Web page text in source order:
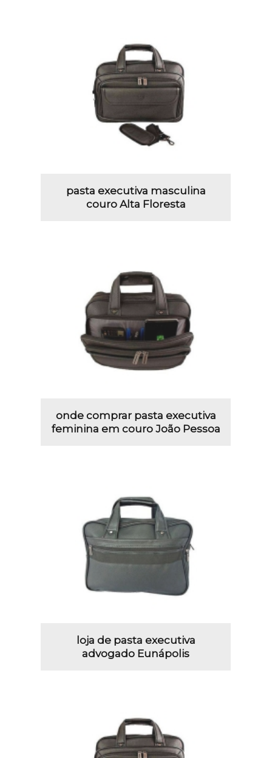
pasta executiva masculina
couro Alta Floresta
onde comprar pasta executiva
feminina em couro João Pessoa
loja de pasta executiva
advogado Eunápolis